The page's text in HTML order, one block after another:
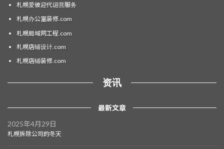
札幌爱彼迎代运营服务
札幌办公室装修.com
札幌局域网工程.com
札幌店铺设计.com
札幌店铺装修.com
资讯
最新文章
2025年4月29日
札幌拆除公司的冬天